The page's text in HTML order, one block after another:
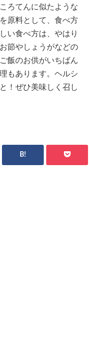
ろてんに似たような
原料として、食べ方
い食べ方は、やはり
節やしょうがなどの
飯のお供がいちばん
もあります。ヘルシ
！ぜひ美味しく召し
B!